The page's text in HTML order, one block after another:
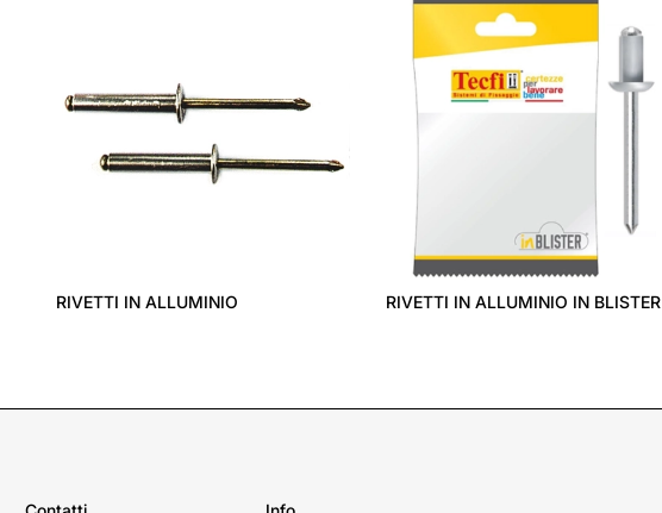
RIVETTI IN ALLUMINIO RIVETTI IN ALLUMINIO IN BLISTER